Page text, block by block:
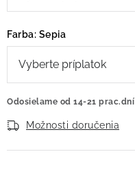
Farba: Sepia
Odosielame od 14-21 prac.dní
Možnosti doručenia